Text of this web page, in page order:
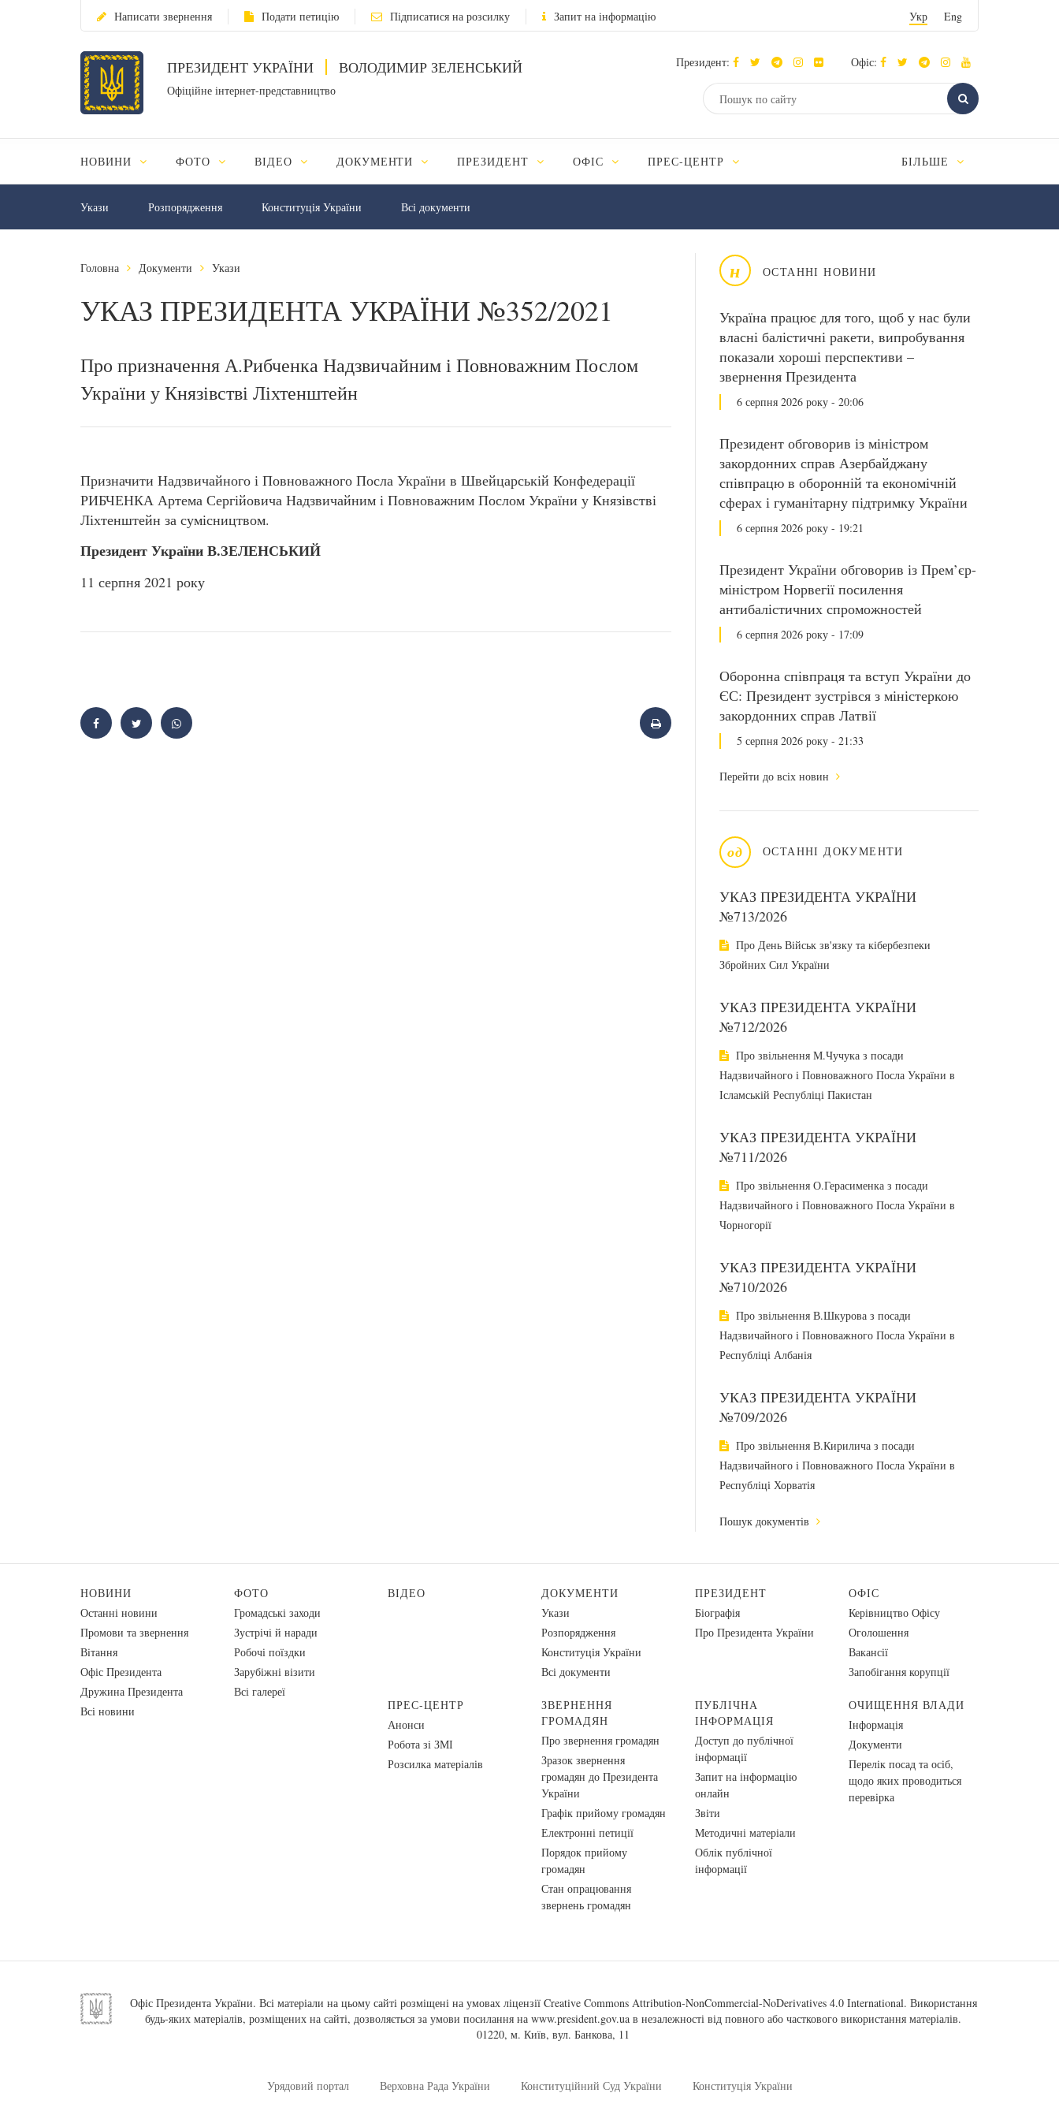
Написати звернення Подати петицію Підписатися на розсилку Запит на інформацію Укр Eng
ПРЕЗИДЕНТ УКРАЇНИ ВОЛОДИМИР ЗЕЛЕНСЬКИЙ
Офіційне інтернет-представництво
Президент: Офіс:
НОВИНИ ФОТО ВІДЕО ДОКУМЕНТИ ПРЕЗИДЕНТ ОФІС ПРЕС-ЦЕНТР БІЛЬШЕ
Укази Розпорядження Конституція України Всі документи
н ОСТАННІ НОВИНИ
Україна працює для того, щоб у нас були
власні балістичні ракети, випробування
показали хороші перспективи –
звернення Президента
6 серпня 2026 року - 20:06
Президент обговорив із міністром
закордонних справ Азербайджану
співпрацю в оборонній та економічній
сферах і гуманітарну підтримку України
6 серпня 2026 року - 19:21
Президент України обговорив із Прем’єр-
міністром Норвегії посилення
антибалістичних спроможностей
6 серпня 2026 року - 17:09
Оборонна співпраця та вступ України до
ЄС: Президент зустрівся з міністеркою
закордонних справ Латвії
5 серпня 2026 року - 21:33
Перейти до всіх новин
од ОСТАННІ ДОКУМЕНТИ
УКАЗ ПРЕЗИДЕНТА УКРАЇНИ
№713/2026
Про День Військ зв'язку та кібербезпеки
Збройних Сил України
УКАЗ ПРЕЗИДЕНТА УКРАЇНИ
№712/2026
Про звільнення М.Чучука з посади
Надзвичайного і Повноважного Посла України в
Ісламській Республіці Пакистан
УКАЗ ПРЕЗИДЕНТА УКРАЇНИ
№711/2026
Про звільнення О.Герасименка з посади
Надзвичайного і Повноважного Посла України в
Чорногорії
УКАЗ ПРЕЗИДЕНТА УКРАЇНИ
№710/2026
Про звільнення В.Шкурова з посади
Надзвичайного і Повноважного Посла України в
Республіці Албанія
УКАЗ ПРЕЗИДЕНТА УКРАЇНИ
№709/2026
Про звільнення В.Кирилича з посади
Надзвичайного і Повноважного Посла України в
Республіці Хорватія
Пошук документів
Головна Документи Укази
УКАЗ ПРЕЗИДЕНТА УКРАЇНИ №352/2021
Про призначення А.Рибченка Надзвичайним і Повноважним Послом
України у Князівстві Ліхтенштейн
Призначити Надзвичайного і Повноважного Посла України в Швейцарській Конфедерації
РИБЧЕНКА Артема Сергійовича Надзвичайним і Повноважним Послом України у Князівстві
Ліхтенштейн за сумісництвом.
Президент України В.ЗЕЛЕНСЬКИЙ
11 серпня 2021 року
НОВИНИ
Останні новини
Промови та звернення
Вiтання
Офіс Президента
Дружина Президента
Всі новини
ФОТО
Громадські заходи
Зустрічі й наради
Робочі поїздки
Зарубіжні візити
Всі галереї
ВІДЕО
ДОКУМЕНТИ
Укази
Розпорядження
Конституція України
Всі документи
ПРЕЗИДЕНТ
Біографія
Про Президента України
ОФІС
Керівництво Офісу
Оголошення
Вакансії
Запобігання корупції
ПРЕС-ЦЕНТР
Анонси
Робота зі ЗМІ
Розсилка матеріалів
ЗВЕРНЕННЯ
ГРОМАДЯН
Про звернення громадян
Зразок звернення
громадян до Президента
України
Графік прийому громадян
Електронні петиції
Порядок прийому
громадян
Стан опрацювання
звернень громадян
ПУБЛІЧНА
ІНФОРМАЦІЯ
Доступ до публічної
інформації
Запит на інформацію
онлайн
Звіти
Методичні матеріали
Облік публічної
інформації
ОЧИЩЕННЯ ВЛАДИ
Інформація
Документи
Перелік посад та осіб,
щодо яких проводиться
перевірка
Офіс Президента України. Всі матеріали на цьому сайті розміщені на умовах ліцензії Creative Commons Attribution-NonCommercial-NoDerivatives 4.0 International. Використання
будь-яких матеріалів, розміщених на сайті, дозволяється за умови посилання на www.president.gov.ua в незалежності від повного або часткового використання матеріалів.
01220, м. Київ, вул. Банкова, 11
Урядовий портал Верховна Рада України Конституційний Суд України Конституція України